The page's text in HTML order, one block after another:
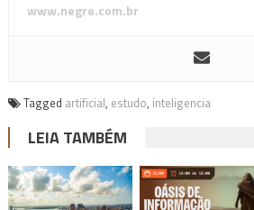
www.negre.com.br
Tagged artificial, estudo, inteligencia
LEIA TAMBÉM